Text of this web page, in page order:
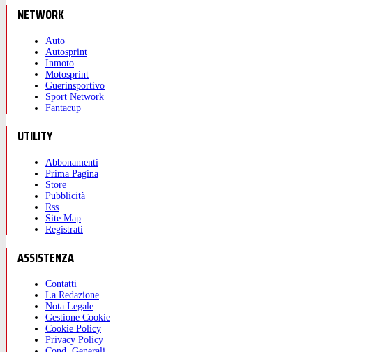
NETWORK
Auto
Autosprint
Inmoto
Motosprint
Guerinsportivo
Sport Network
Fantacup
UTILITY
Abbonamenti
Prima Pagina
Store
Pubblicità
Rss
Site Map
Registrati
ASSISTENZA
Contatti
La Redazione
Nota Legale
Gestione Cookie
Cookie Policy
Privacy Policy